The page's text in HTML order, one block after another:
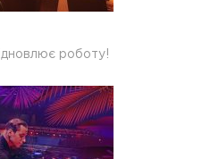
роботу!